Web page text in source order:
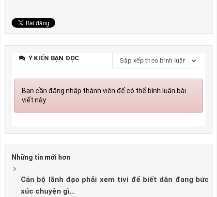
Ý KIẾN BẠN ĐỌC
Bạn cần đăng nhập thành viên để có thể bình luận bài
viết này
Những tin mới hơn
Cán bộ lãnh đạo phải xem tivi để biết dân đang bức
xúc chuyện gì…